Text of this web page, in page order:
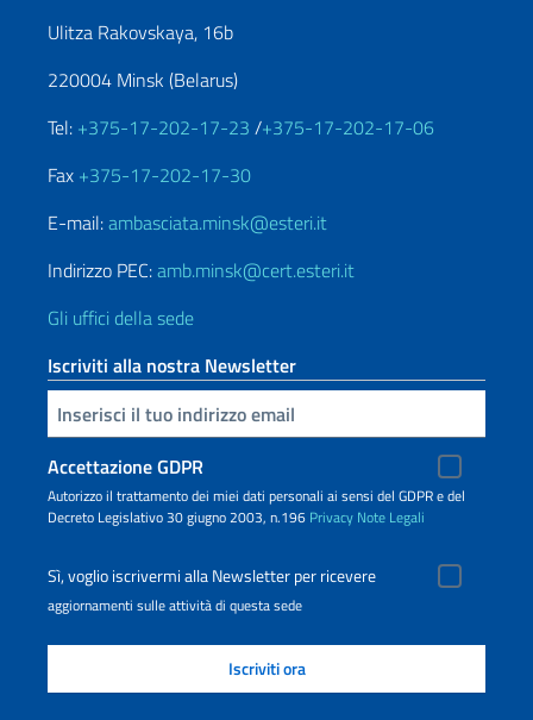
Ulitza Rakovskaya, 16b
220004 Minsk (Belarus)
Tel: +375-17-202-17-23 /+375-17-202-17-06
Fax +375-17-202-17-30
E-mail:ambasciata.minsk@esteri.it
Indirizzo PEC:amb.minsk@cert.esteri.it
Gli uffici della sede
Iscriviti alla nostra Newsletter
Inserisci la tua email
Accettazione GDPR
Autorizzo il trattamento dei miei dati personali ai sensi del GDPR e del
Decreto Legislativo 30 giugno 2003, n.196 Privacy Note Legali
Sì, voglio iscrivermi alla Newsletter per ricevere
aggiornamenti sulle attività di questa sede